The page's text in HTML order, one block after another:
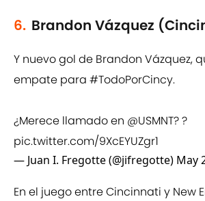
6. Brandon Vázquez
Y nuevo gol de Brandon Vázquez,
empate para #TodoPorCincy.
¿Merece llamado en @USMNT? ?
pic.twitter.com/9XcEYUZgr1
— Juan I. Fregotte (@jifregotte) May
En el juego entre Cincinnati y New